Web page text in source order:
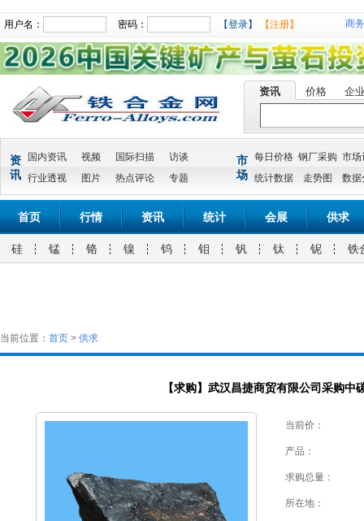
用户名： 密码： 【登录】 【注册】 商
资讯 价格 企
资
讯
国内资讯 视频 国际扫描
访谈
行业透视
图片 热点评论 专题
市
场
每日价格 钢厂采购 市场
统计数据
走势图 数据
首页 行情 资讯 统计 会展 供求
硅 锰 铬 镍 钨 钼 钒 钛 铌 铁
当前位置： 首页 > 供求
【求购】武汉昌捷商贸有限公司采购中
当前价：
产品：
求购总量：
所在地：